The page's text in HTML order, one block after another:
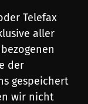
Telefax
aller
der
gespeichert
wir nicht